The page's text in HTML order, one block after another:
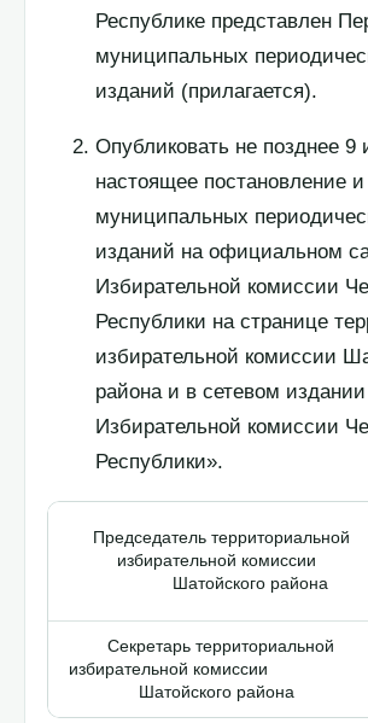
Республике представлен
муниципальных
изданий (прилагается).
Опубликовать не позднее 9
настоящее постановление
муниципальных
изданий на официальном
Избирательной комиссии
Республики на странице
избирательной комиссии
района и в сетевом
Избирательной комиссии
Республики».
Председатель территориальной
избирательной комиссии
Шатойского района
Секретарь территориальной
избирательной комиссии
Шатойского района